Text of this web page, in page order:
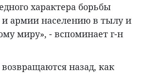
характера борьбы
и армии населению в тылу и
миру», - вспоминает г-н
назад, как